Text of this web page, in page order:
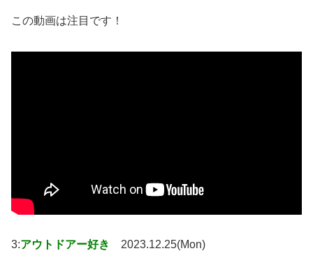
この動画は注目です！
3:アウトドアー好き 2023.12.25(Mon)